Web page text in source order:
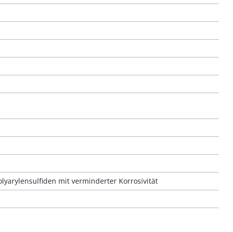
mit verminderter Korrosivität